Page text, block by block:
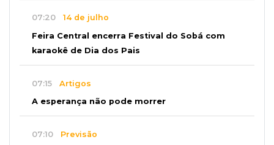
07:20 14 de julho
Feira Central encerra Festival do Sobá com
karaokê de Dia dos Pais
07:15 Artigos
A esperança não pode morrer
07:10 Previsão